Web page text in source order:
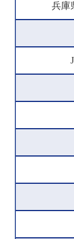
兵庫